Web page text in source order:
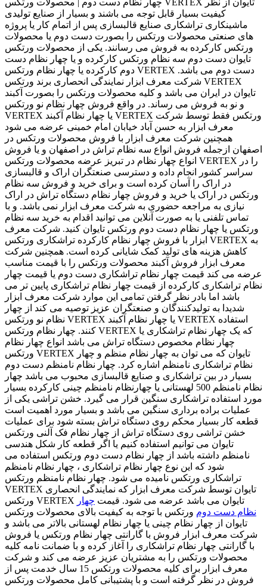
کیفیت بسیار قابل توجه می باشند و بسیار از صنایع تولیدی
ماشینکاری تراشکاری صنایع قالبسازی پس از اتمام کار یا پروژه
های صنعتی محصولات ورتکس را بصورت دست دوم یا محصولات
ورتکس کارکرده به فروش می رسانند. یکی از محصولات ورتکس
تایوان دست دوم سه نظام ورتکس کارکرده و یا چهار نظام دست
دوم کارکرده یا چهار نظام ورتکس VERTEX دست دوم می باشد.
شرکت معرف ابزار نمایندگی انحصاری برند ورتکس VERTEX
تایوان در ایران می باشد و کلیه محصولات ورتکس را بصورت آکبند
و نو به فروش می رساند. در واقع فروش چهار نظام نو ورتکس
VERTEX یا چهار نظام آکبند VERTEX ورتکس فقط توسط شرکت
معرف ابزار به حسن آباد خیابان امام خمینی عرضه می شود
همچنین شرکت معرف ابزار با فروش محصولات ورتکس در
اصفهان ازجمله فروش انواع سه نظام تراش در اصفهان و یا فروش
انواع چهار نظام در تبریز عرضه محصولات ورتکس VERTEX را در
سراسر کشور انجام داده و دسترسی صنعتگران اراک و قالبسازی
در اراک را آسان کرده است و برای خرید و فروش سه نظام
ورتکس در اراک یا خرید و فروش چهار نظام دستگاه تراش در اراک
نیازی به مراجعه حضوری به شرکت معرف ابزار نمی باشد. و با
تماس تلفنی یا به صورت آنلاین می توانید اقدام به خرید سه نظام
ورتکس یا چهار نظام دست دوم ورتکس تایوان کنید. شرکت معرف
ابزار با فروش چهار نظام کارکرده تراشکاری ورتکس VERTEX به
کاهش هزینه های تولید کمک شایانی کرده است. همچنین شرکت
معرف ابزار فروش آکبند محصولات ورتکس را با قیمت مناسب
عرضه می کند قیمت چهار نظام تراشکاری دست دوم یا قیمت چهار
نظام تراشکاری کارکرده از قیمت چهار نظام تراشکاری پایین تر می
باشد اما بادر نظر گرفتن تمامی این موارد شرکت معرف ابزار
شدیدا به تولیدکنندگان و صنعتگران عزیز توصیه می کند از چهار
نظام نو ورتکس VERTEX یا چهار نظام آکبند VERTEX استفاده
کنند. چهار نظام ورتکس VERTEX که یک چهار نظام تراشکاری یا
چهار نظام مخصوص دستگاه تراش می باشد انواع چهار نظام
ورتکس VERTEX تایوان که می توان به چهار نظام منظم و چهار
نظام تراشکاری نامنظم اشاره کرد. چهار نظام نامنظم دست دوم
بسیار در بین تراشکاری و صنایع قالبسازی محبوب می باشد چهار
نظام نامنظم 500 لهستانی یا چهارنظام نامنظم چینی کارکرده بسیار
مورد استفاده تراشکاری سنگین قرار می گیرد. خشن تراشی یکی از
عملیات براده برداری سنگین می باشد و بسیار مورد اهمیت است
قطعه کار بسیار محکم روی دستگاه تراش بسته شود برای عملیات
خشن تراشی روی دستگاه تراش از چهار نظام فک آلنی ورتکس
تایوان می توانیم استفاده کنیم یا اگر قطعه کار شکل هندسی
نامنظم داشته باشد از چهار نظام دست دوم ورتکس استفاده می
شود که این نوع چهار نظام تراشکاری ، چهار نظام نامنظم
تراشکاری ورتکس نامیده می شود. چهار نظام نامنظم ورتکس
VERTEX تایوان توسط شرکت معرف ابزار که نمایندگی انحصاری
ورتکس VERTEX تایوان می باشد عرضه می شود. قیمت چهار
نظام دست دوم ورتکس با توجه به کیفیت بالای محصولات ورتکس
تایوان از چهار نظام چینی یا چهار نظام لهستانی بالاتر می باشد و
شرکت معرف ابزار فروش با گارانتی چهار نظام ورتکس یا فروش
با گارانتی چهار نظام تراشکاری را آغاز کرده و با ضمانت نامه کلیه
محصولات ورتکس را به مشتریان عزیز عرضه می کند و شرکت
معرف ابزار برای کلیه محصولات ورتکس 15 سال خدمت پس از
فروش در نظر گرفته است و با پشتیبانی کامل محصولات ورتکس